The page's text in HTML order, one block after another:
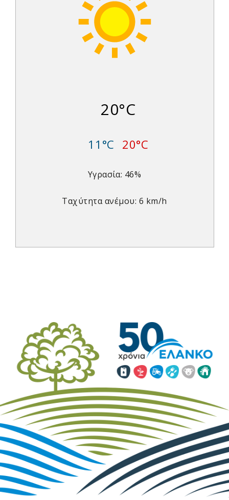
20°C
11°C 20°C
Υγρασία: 46%
Ταχύτητα ανέμου: 6 km/h